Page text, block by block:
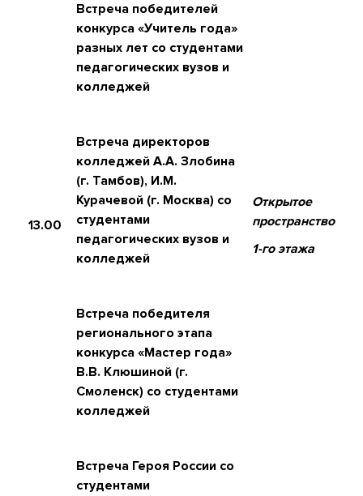
13.00
Встреча победителей
конкурса «Учитель года»
разных лет со студентами
педагогических вузов и
колледжей
Встреча директоров
колледжей А.А. Злобина
(г. Тамбов), И.М.
Курачевой (г. Москва) со
студентами
педагогических вузов и
колледжей
Встреча победителя
регионального этапа
конкурса «Мастер года»
В.В. Клюшиной (г.
Смоленск) со студентами
колледжей
Встреча Героя России со
студентами
Открытое
пространство
1-го этажа